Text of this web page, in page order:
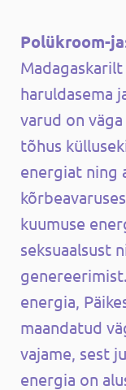
Polükroom-
haruldasema
varud on
tõhus
energiat ning
kuumuse
seksuaalsust
energia,
maandatud
vajame, sest
energia on